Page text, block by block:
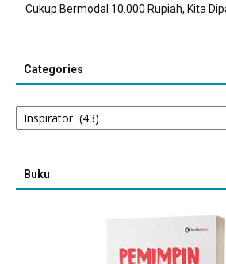
Cukup Bermodal 10.000 Rupiah, Kita
Categories
Categories
Buku